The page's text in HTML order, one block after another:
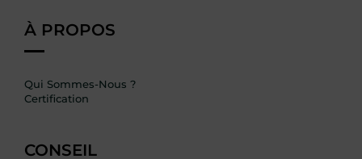
À PROPOS
Qui Sommes-Nous ?
Certification
CONSEIL